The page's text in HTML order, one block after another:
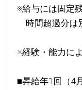
※給与には固定
時間超過分は
※経験・能力に
■昇給年1回（4